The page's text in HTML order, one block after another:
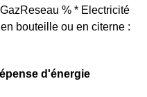
% * Electricité
bouteille ou en citerne :
d'énergie